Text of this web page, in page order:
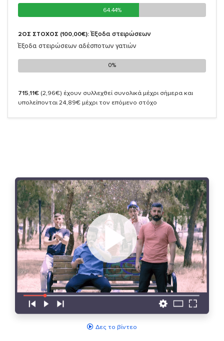
64.44%
64.44%
2ΟΣ ΣΤΟΧΟΣ (100,00€): Έξοδα στειρώσεων
Έξοδα στειρώσεων αδέσποτων γατιών
0%
0%
715,11€ (2,96€) έχουν συλλεχθεί συνολικά μέχρι σήμερα και
υπολείπονται 24,89€ μέχρι τον επόμενο στόχο
Δες το βίντεο